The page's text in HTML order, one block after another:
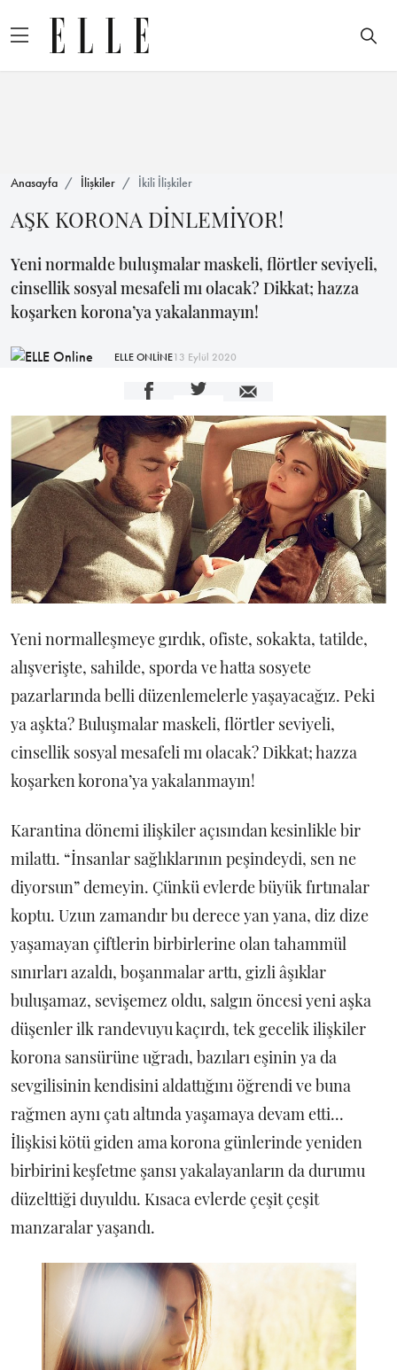
Anasayfa İlişkiler İkili İlişkiler
AŞK KORONA DİNLEMİYOR!
Yeni normalde buluşmalar maskeli, flörtler seviyeli,
cinsellik sosyal mesafeli mı olacak? Dikkat; hazza
koşarken korona’ya yakalanmayın!
ELLE ONLİNE13 Eylül 2020
Yeni normalleşmeye gırdık, ofiste, sokakta, tatilde,
alışverişte, sahilde, sporda ve hatta sosyete
pazarlarında belli düzenlemelerle yaşayacağız. Peki
ya aşkta? Buluşmalar maskeli, flörtler seviyeli,
cinsellik sosyal mesafeli mı olacak? Dikkat; hazza
koşarken korona’ya yakalanmayın!
Karantina dönemi ilişkiler açısından kesinlikle bir
milattı. “İnsanlar sağlıklarının peşindeydi, sen ne
diyorsun” demeyin. Çünkü evlerde büyük fırtınalar
koptu. Uzun zamandır bu derece yan yana, diz dize
yaşamayan çiftlerin birbirlerine olan tahammül
sınırları azaldı, boşanmalar arttı, gizli âşıklar
buluşamaz, sevişemez oldu, salgın öncesi yeni aşka
düşenler ilk randevuyu kaçırdı, tek gecelik ilişkiler
korona sansürüne uğradı, bazıları eşinin ya da
sevgilisinin kendisini aldattığını öğrendi ve buna
rağmen aynı çatı altında yaşamaya devam etti...
İlişkisi kötü giden ama korona günlerinde yeniden
birbirini keşfetme şansı yakalayanların da durumu
düzelttiği duyuldu. Kısaca evlerde çeşit çeşit
manzaralar yaşandı.